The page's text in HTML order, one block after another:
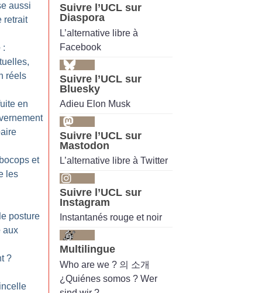
aussi
retrait
:
réels
en
et
les
posture
aux
?
Suivre l’UCL sur
Diaspora
L’alternative libre à
Facebook
Suivre l’UCL sur
Bluesky
Adieu Elon Musk
Suivre l’UCL sur
Mastodon
L’alternative libre à Twitter
Suivre l’UCL sur
Instagram
Instantanés rouge et noir
Multilingue
Who are we ? 의 소개
¿Quiénes somos ? Wer